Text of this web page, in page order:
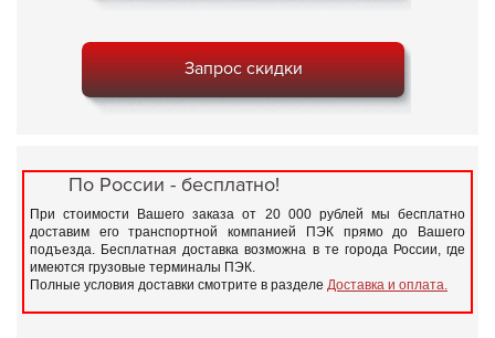
Запрос скидки
По России - бесплатно!
При стоимости Вашего заказа от 20 000 рублей мы бесплатно
доставим его транспортной компанией ПЭК прямо до Вашего
подъезда. Бесплатная доставка возможна в те города России, где
имеются грузовые терминалы ПЭК.
Полные условия доставки смотрите в разделе Доставка и оплата.